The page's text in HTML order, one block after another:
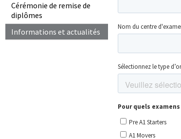
Cérémonie de remise de
diplômes
Informations et actualités